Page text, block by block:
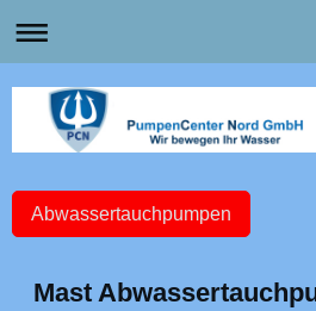
Abwassertauchpumpen
Mast